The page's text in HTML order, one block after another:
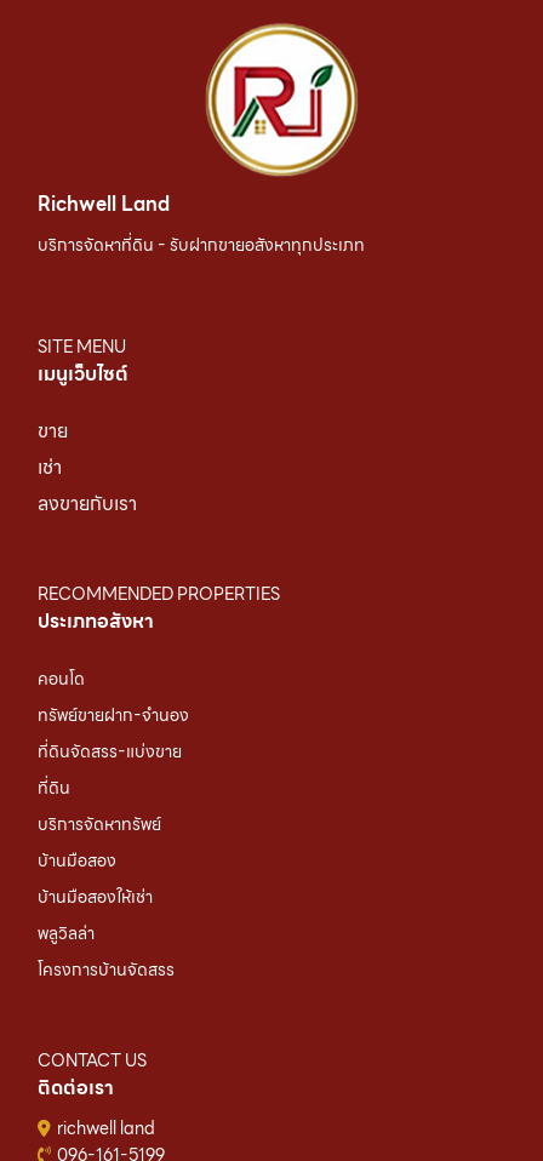
Richwell Land
บริการจัดหาที่ดิน - รับฝากขายอสังหาทุกประเภท
SITE MENU
เมนูเว็บไซต์
ขาย
เช่า
ลงขายกับเรา
RECOMMENDED PROPERTIES
ประเภทอสังหา
คอนโด
ทรัพย์ขายฝาก-จำนอง
ที่ดินจัดสรร-แบ่งขาย
ที่ดิน
บริการจัดหาทรัพย์
บ้านมือสอง
บ้านมือสองให้เช่า
พลูวิลล่า
โครงการบ้านจัดสรร
CONTACT US
ติดต่อเรา
richwell land
096-161-5199